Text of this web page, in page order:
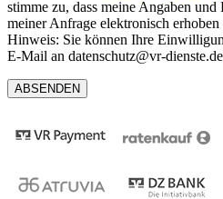
stimme zu, dass meine Angaben
meiner Anfrage elektronisch
Hinweis: Sie können Ihre
E-Mail an datenschutz@vr-